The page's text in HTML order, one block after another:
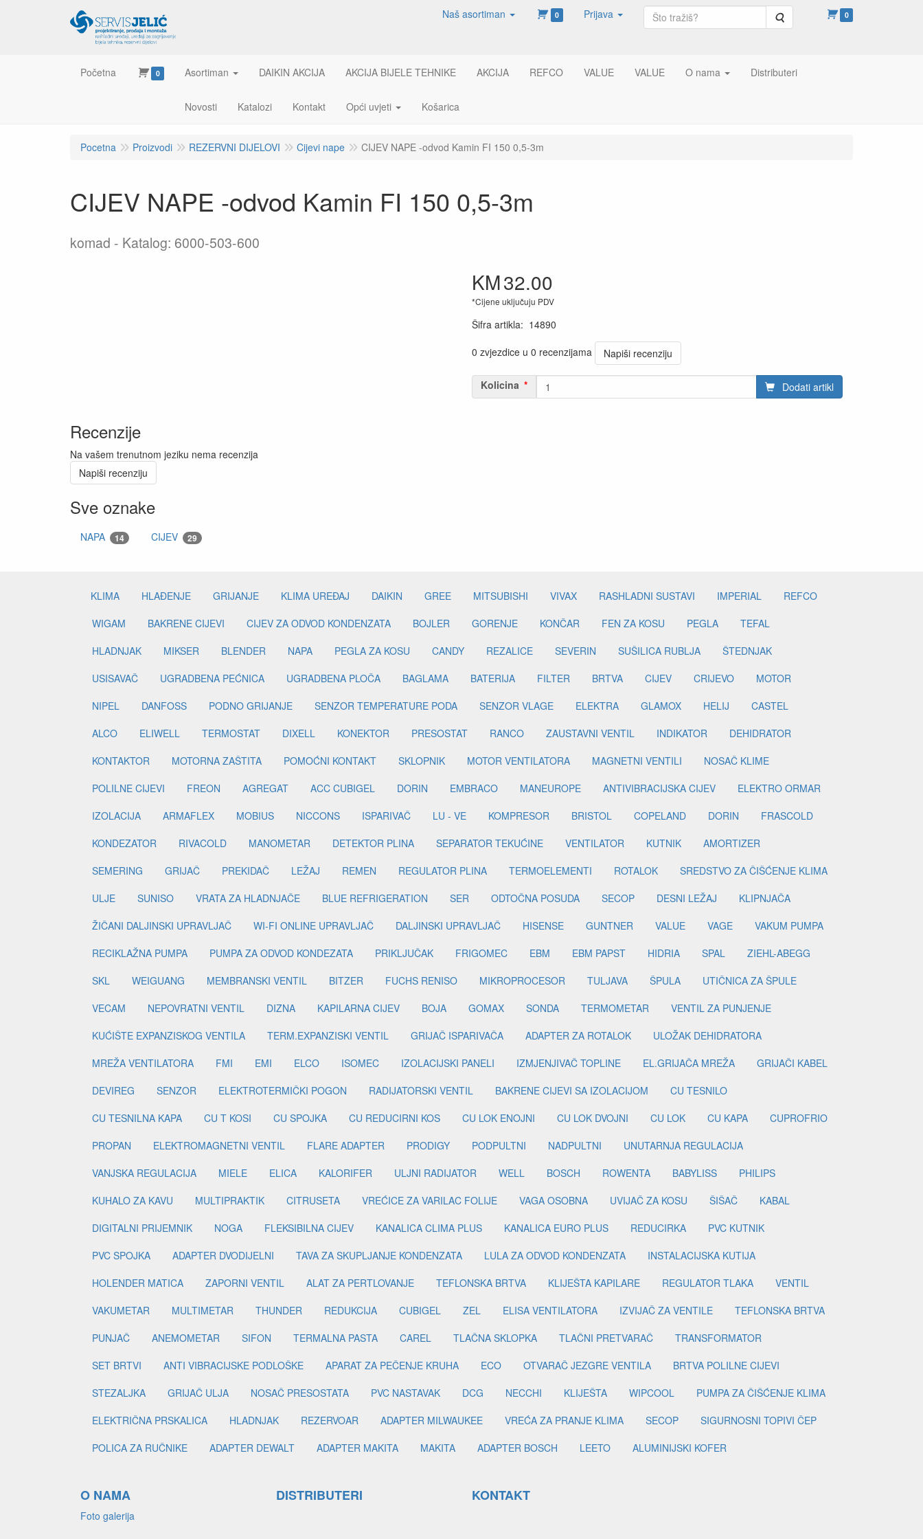
Naš asortiman 0 Prijava Pretraga 0
Početna 0 Asortiman DAIKIN AKCIJA AKCIJA BIJELE TEHNIKE AKCIJA REFCO VALUE VALUE O nama Distributeri
Novosti Katalozi Kontakt Opći uvjeti Košarica
Pocetna Proizvodi REZERVNI DIJELOVI Cijevi nape CIJEV NAPE -odvod Kamin FI 150 0,5-3m
CIJEV NAPE -odvod Kamin FI 150 0,5-3m
komad Katalog: 6000-503-600
KM32.00
*Cijene uključuju PDV
Šifra artikla: 14890
0 zvjezdice u 0 recenzijama
Napiši recenziju
Kolicina Dodati artikl
Recenzije
Na vašem trenutnom jeziku nema recenzija
Napiši recenziju
Sve oznake
NAPA 14 CIJEV 29
KLIMA HLAĐENJE GRIJANJE KLIMA UREĐAJ DAIKIN GREE MITSUBISHI VIVAX RASHLADNI SUSTAVI IMPERIAL
REFCO
WIGAM
BAKRENE CIJEVI CIJEV ZA ODVOD KONDENZATA BOJLER GORENJE KONČAR FEN ZA KOSU PEGLA
TEFAL
HLADNJAK
MIKSER BLENDER NAPA PEGLA ZA KOSU CANDY REZALICE SEVERIN SUŠILICA RUBLJA
ŠTEDNJAK
USISAVAČ
UGRADBENA PEĆNICA UGRADBENA PLOČA BAGLAMA BATERIJA FILTER BRTVA CIJEV CRIJEVO
MOTOR
NIPEL
DANFOSS PODNO GRIJANJE SENZOR TEMPERATURE PODA SENZOR VLAGE ELEKTRA GLAMOX HELIJ
CASTEL
ALCO
ELIWELL TERMOSTAT DIXELL KONEKTOR PRESOSTAT RANCO ZAUSTAVNI VENTIL INDIKATOR
DEHIDRATOR
KONTAKTOR
MOTORNA ZAŠTITA POMOĆNI KONTAKT SKLOPNIK MOTOR VENTILATORA MAGNETNI VENTILI
NOSAČ KLIME
POLILNE CIJEVI
FREON AGREGAT ACC CUBIGEL DORIN EMBRACO MANEUROPE ANTIVIBRACIJSKA CIJEV
ELEKTRO ORMAR
IZOLACIJA
ARMAFLEX MOBIUS NICCONS ISPARIVAČ LU - VE KOMPRESOR BRISTOL COPELAND DORIN
FRASCOLD
KONDEZATOR
RIVACOLD MANOMETAR DETEKTOR PLINA SEPARATOR TEKUĆINE VENTILATOR KUTNIK
AMORTIZER
SEMERING
GRIJAČ PREKIDAČ LEŽAJ REMEN REGULATOR PLINA TERMOELEMENTI ROTALOK
SREDSTVO ZA ČIŠĆENJE KLIMA
ULJE
SUNISO VRATA ZA HLADNJAČE BLUE REFRIGERATION SER ODTOČNA POSUDA SECOP DESNI LEŽAJ
KLIPNJAČA
ŽIČANI DALJINSKI UPRAVLJAČ
WI-FI ONLINE UPRAVLJAČ DALJINSKI UPRAVLJAČ HISENSE GUNTNER VALUE VAGE
VAKUM PUMPA
RECIKLAŽNA PUMPA
PUMPA ZA ODVOD KONDEZATA PRIKLJUČAK FRIGOMEC EBM EBM PAPST HIDRIA SPAL
ZIEHL-ABEGG
SKL
WEIGUANG MEMBRANSKI VENTIL BITZER FUCHS RENISO MIKROPROCESOR TULJAVA ŠPULA
UTIČNICA ZA ŠPULE
VECAM
NEPOVRATNI VENTIL DIZNA KAPILARNA CIJEV BOJA GOMAX SONDA TERMOMETAR
VENTIL ZA PUNJENJE
KUĆIŠTE EXPANZISKOG VENTILA
TERM.EXPANZISKI VENTIL GRIJAČ ISPARIVAČA ADAPTER ZA ROTALOK
ULOŽAK DEHIDRATORA
MREŽA VENTILATORA
FMI EMI ELCO ISOMEC IZOLACIJSKI PANELI IZMJENJIVAČ TOPLINE EL.GRIJAČA MREŽA
GRIJAČI KABEL
DEVIREG
SENZOR ELEKTROTERMIČKI POGON RADIJATORSKI VENTIL BAKRENE CIJEVI SA IZOLACIJOM
CU TESNILO
CU TESNILNA KAPA
CU T KOSI CU SPOJKA CU REDUCIRNI KOS CU LOK ENOJNI CU LOK DVOJNI CU LOK CU KAPA
CUPROFRIO
PROPAN
ELEKTROMAGNETNI VENTIL FLARE ADAPTER PRODIGY PODPULTNI NADPULTNI
UNUTARNJA REGULACIJA
VANJSKA REGULACIJA
MIELE ELICA KALORIFER ULJNI RADIJATOR WELL BOSCH ROWENTA BABYLISS
PHILIPS
KUHALO ZA KAVU
MULTIPRAKTIK CITRUSETA VREĆICE ZA VARILAC FOLIJE VAGA OSOBNA UVIJAČ ZA KOSU ŠIŠAČ
KABAL
DIGITALNI PRIJEMNIK
NOGA FLEKSIBILNA CIJEV KANALICA CLIMA PLUS KANALICA EURO PLUS REDUCIRKA
PVC KUTNIK
PVC SPOJKA
ADAPTER DVODIJELNI TAVA ZA SKUPLJANJE KONDENZATA LULA ZA ODVOD KONDENZATA
INSTALACIJSKA KUTIJA
HOLENDER MATICA
ZAPORNI VENTIL ALAT ZA PERTLOVANJE TEFLONSKA BRTVA KLIJEŠTA KAPILARE REGULATOR TLAKA
VENTIL
VAKUMETAR
MULTIMETAR THUNDER REDUKCIJA CUBIGEL ZEL ELISA VENTILATORA IZVIJAČ ZA VENTILE
TEFLONSKA BRTVA
PUNJAČ
ANEMOMETAR SIFON TERMALNA PASTA CAREL TLAČNA SKLOPKA TLAČNI PRETVARAČ
TRANSFORMATOR
SET BRTVI
ANTI VIBRACIJSKE PODLOŠKE APARAT ZA PEČENJE KRUHA ECO OTVARAČ JEZGRE VENTILA
BRTVA POLILNE CIJEVI
STEZALJKA
GRIJAČ ULJA NOSAČ PRESOSTATA PVC NASTAVAK DCG NECCHI KLIJEŠTA WIPCOOL
PUMPA ZA ČIŠĆENJE KLIMA
ELEKTRIČNA PRSKALICA
HLADNJAK REZERVOAR ADAPTER MILWAUKEE VREĆA ZA PRANJE KLIMA SECOP
SIGURNOSNI TOPIVI ČEP
POLICA ZA RUČNIKE
ADAPTER DEWALT ADAPTER MAKITA MAKITA ADAPTER BOSCH LEETO ALUMINIJSKI KOFER
O NAMA
Foto galerija
DISTRIBUTERI KONTAKT